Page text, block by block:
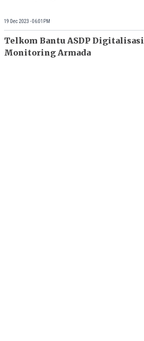
19 Dec 2023 - 06:01PM
Telkom Bantu ASDP Digitalisasi
Monitoring Armada